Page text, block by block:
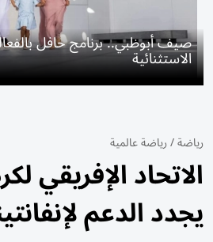
صيف أبوظبي.. برنامج حافل
الاستثنائية
رياضة/رياضة عالمية
الاتحاد الإفريقي
يجدد الدعم